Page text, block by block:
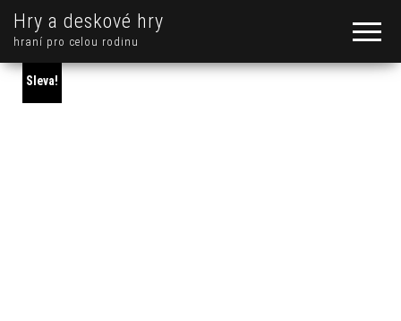
Hry a deskové hry
hraní pro celou rodinu
Sleva!